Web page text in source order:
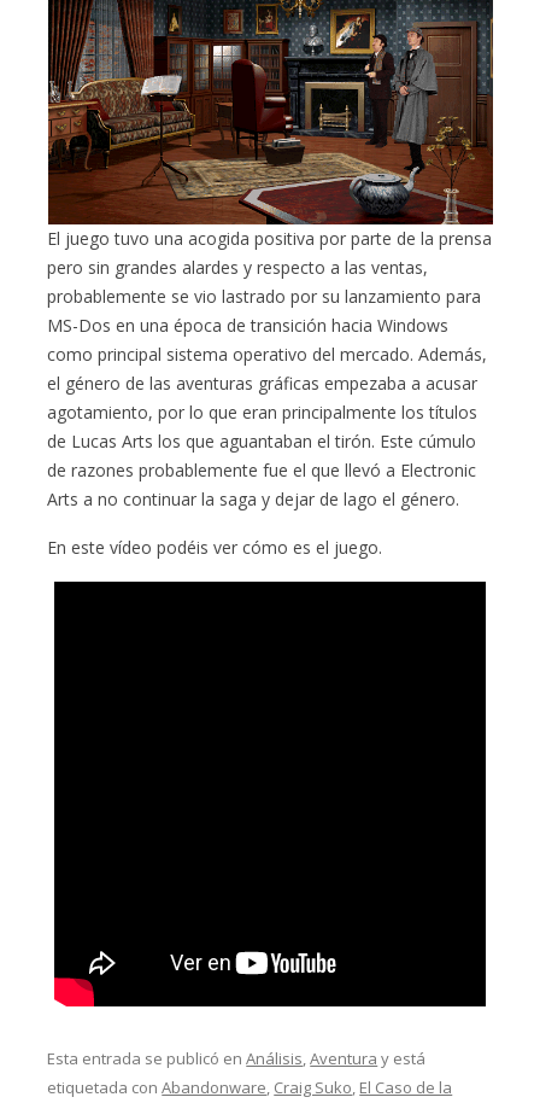
El juego tuvo una acogida positiva por parte de la prensa
pero sin grandes alardes y respecto a las ventas,
probablemente se vio lastrado por su lanzamiento para
MS-Dos en una época de transición hacia Windows
como principal sistema operativo del mercado. Además,
el género de las aventuras gráficas empezaba a acusar
agotamiento, por lo que eran principalmente los títulos
de Lucas Arts los que aguantaban el tirón. Este cúmulo
de razones probablemente fue el que llevó a Electronic
Arts a no continuar la saga y dejar de lago el género.
En este vídeo podéis ver cómo es el juego.
Esta entrada se publicó enAnálisis,Aventura y está
etiquetada conAbandonware, Craig Suko, El Caso de la